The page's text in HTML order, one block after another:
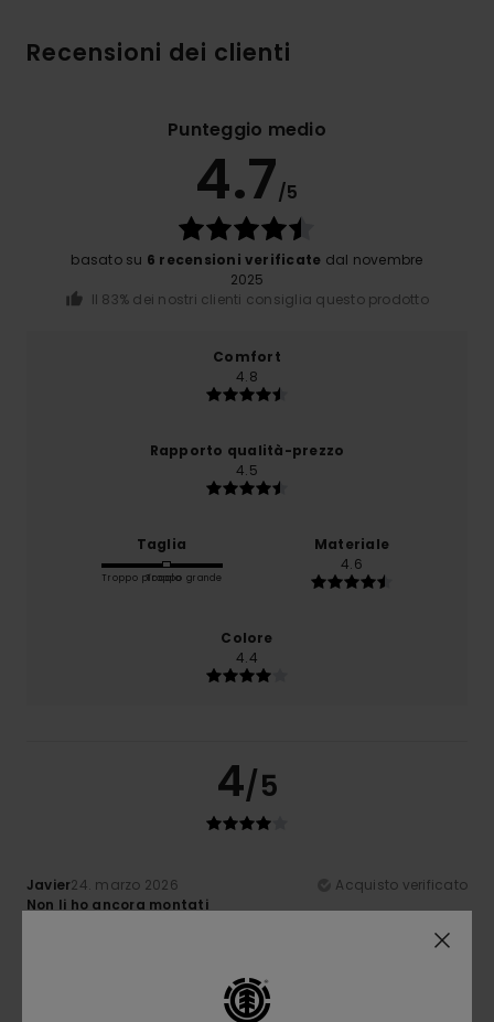
Recensioni dei clienti
Punteggio medio
4.7/5
basato su 6 recensioni verificate dal novembre
2025
Il 83% dei nostri clienti consiglia questo prodotto
Comfort
4.8
Rapporto qualità-prezzo
4.5
Taglia
Troppo piccoloTroppo grande
Materiale
4.6
Colore
4.4
4/5
Javier24. marzo 2026
Acquisto verificato
Non li ho ancora montati
Materiale:
Consiglio questo prodotto